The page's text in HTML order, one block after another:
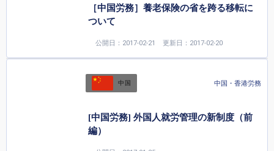
［中国労務］養老保険の省を跨る移転に
ついて
公開日：2017-02-21 更新日：2017-02-20
中国 中国・香港労務
[中国労務] 外国人就労管理の新制度（前
編）